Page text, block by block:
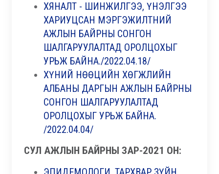
ХЯНАЛТ - ШИНЖИЛГЭЭ, ҮНЭЛГЭЭ
ХАРИУЦСАН МЭРГЭЖИЛТНИЙ
АЖЛЫН БАЙРНЫ СОНГОН
ШАЛГАРУУЛАЛТАД ОРОЛЦОХЫГ
УРЬЖ БАЙНА./2022.04.18/
ХҮНИЙ НӨӨЦИЙН ХӨГЖЛИЙН
АЛБАНЫ ДАРГЫН АЖЛЫН БАЙРНЫ
СОНГОН ШАЛГАРУУЛАЛТАД
ОРОЛЦОХЫГ УРЬЖ БАЙНА.
/2022.04.04/
СУЛ АЖЛЫН БАЙРНЫ ЗАР-2021 ОН: